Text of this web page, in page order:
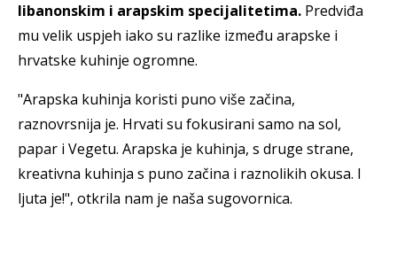
libanonskim i arapskim specijalitetima. Predviđa
mu velik uspjeh iako su razlike između arapske i
hrvatske kuhinje ogromne.
"Arapska kuhinja koristi puno više začina,
raznovrsnija je. Hrvati su fokusirani samo na sol,
papar i Vegetu. Arapska je kuhinja, s druge strane,
kreativna kuhinja s puno začina i raznolikih okusa. I
ljuta je!", otkrila nam je naša sugovornica.